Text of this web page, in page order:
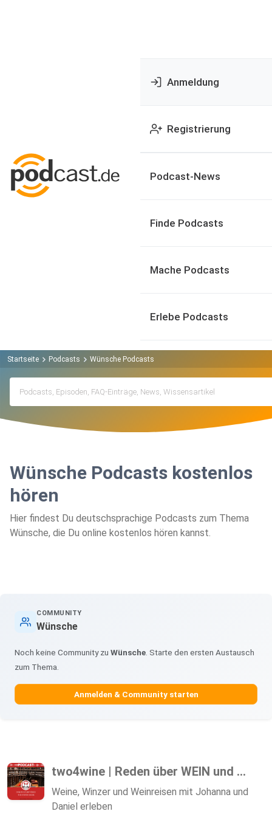
Anmeldung
Registrierung
Podcast-News
Finde Podcasts
Mache Podcasts
Erlebe Podcasts
Startseite Podcasts Wünsche Podcasts
Wünsche Podcasts kostenlos
hören
Hier findest Du deutschsprachige Podcasts zum Thema
Wünsche, die Du online kostenlos hören kannst.
two4wine | Reden über WEIN und ...
Weine, Winzer und Weinreisen mit Johanna und
Daniel erleben
COMMUNITY
Wünsche
Noch keine Community zu Wünsche . Starte den ersten Austausch
zum Thema.
Anmelden & Community starten